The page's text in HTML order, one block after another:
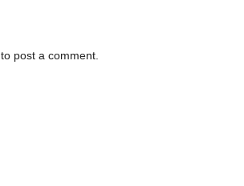
to post a comment.